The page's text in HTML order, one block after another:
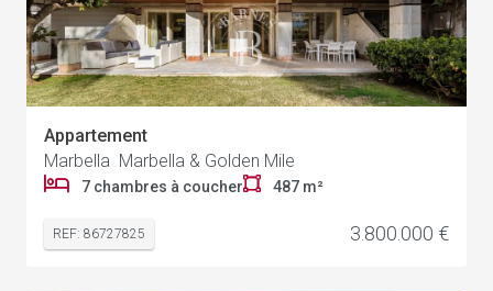
Appartement
Marbella Marbella & Golden Mile
7 chambres à coucher 487 m²
REF: 86727825 3.800.000 €